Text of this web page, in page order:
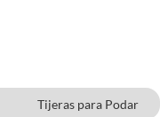
Tijeras para Podar